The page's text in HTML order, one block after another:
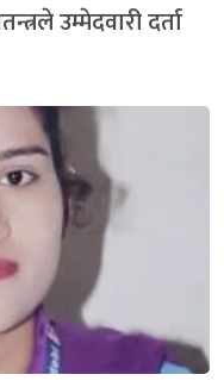
उम्मेदवारी दर्ता